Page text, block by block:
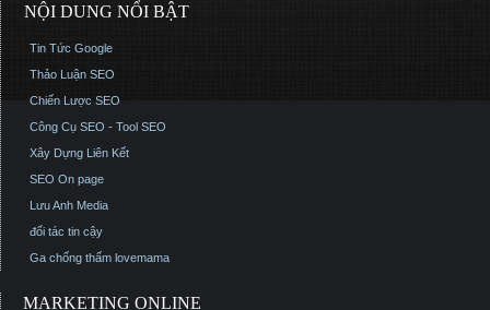
NỘI DUNG NỔI BẬT
Tin Tức Google
Thảo Luận SEO
Chiến Lược SEO
Công Cụ SEO - Tool SEO
Xây Dựng Liên Kết
SEO On page
Lưu Anh Media
đối tác tin cậy
Ga chống thấm lovemama
MARKETING ONLINE